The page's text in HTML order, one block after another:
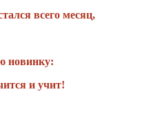
всего месяц,
новинку:
и учит!